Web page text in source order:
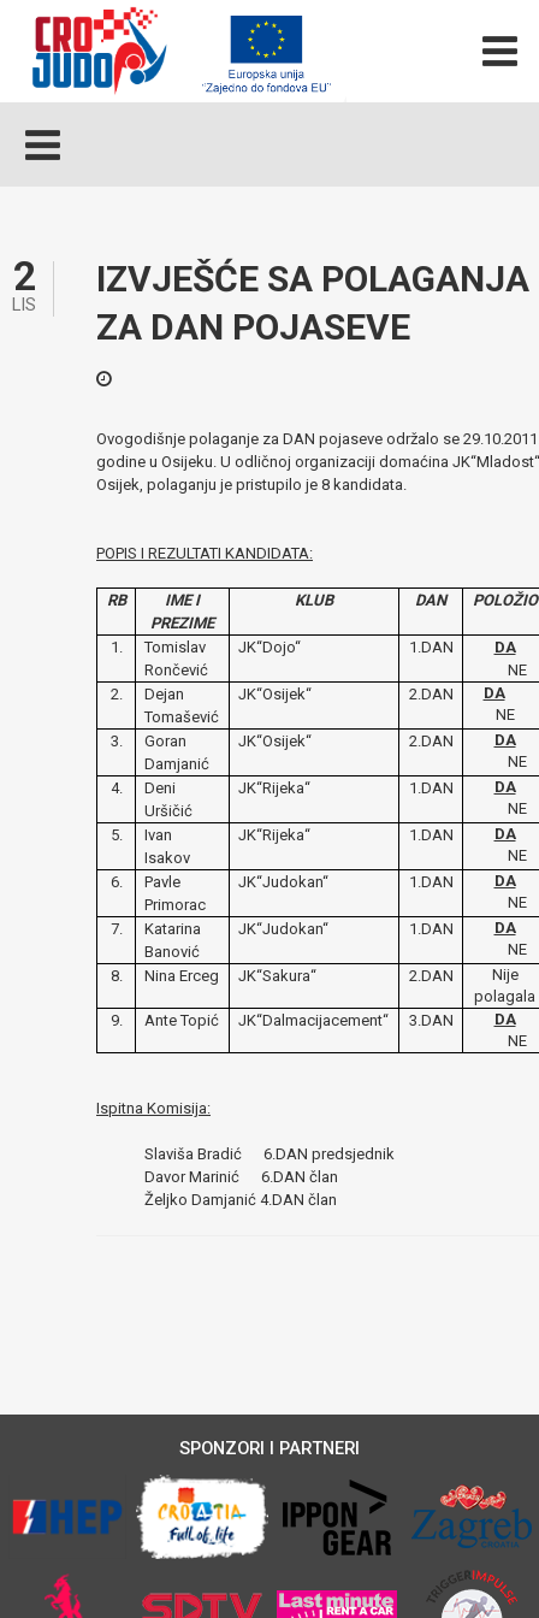
2
LIS
IZVJEŠĆE SA POLAGANJA
ZA DAN POJASEVE
Ovogodišnje polaganje za DAN pojaseve održalo se
godine u Osijeku. U odličnoj organizaciji domaćina
Osijek, polaganju je pristupilo je 8 kandidata.
POPIS I REZULTATI KANDIDATA:
RB
IME I
PREZIME
KLUB DAN POLOŽIO
1.
Tomislav
Rončević
JK“Dojo“ 1.DAN
DA
NE
2.
Dejan
Tomašević
JK“Osijek“ 2.DAN
DA
NE
3.
Goran
Damjanić
JK“Osijek“ 2.DAN
DA
NE
4.
Deni
Uršičić
JK“Rijeka“ 1.DAN
DA
NE
5.
Ivan
Isakov
JK“Rijeka“ 1.DAN
DA
NE
6.
Pavle
Primorac
JK“Judokan“ 1.DAN
DA
NE
7.
Katarina
Banović
JK“Judokan“ 1.DAN
DA
NE
8.
Nina Erceg JK“Sakura“ 2.DAN
Nije
polagala
9.
Ante Topić JK“Dalmacijacement“ 3.DAN
DA
NE
Ispitna Komisija:
Slaviša Bradić 6.DAN predsjednik
Davor Marinić 6.DAN član
Željko Damjanić 4.DAN član
SPONZORI I PARTNERI